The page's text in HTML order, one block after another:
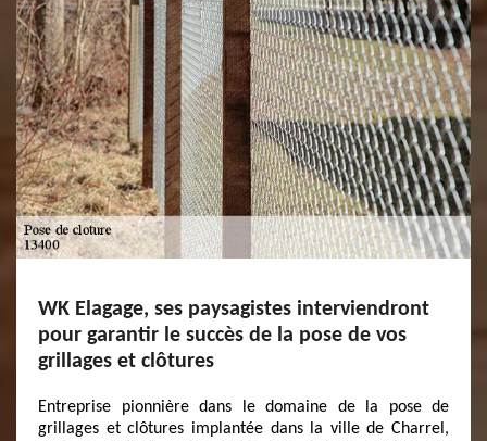
WK Elagage, ses paysagistes interviendront
pour garantir le succès de la pose de vos
grillages et clôtures
Entreprise pionnière dans le domaine de la pose de
grillages et clôtures implantée dans la ville de Charrel,